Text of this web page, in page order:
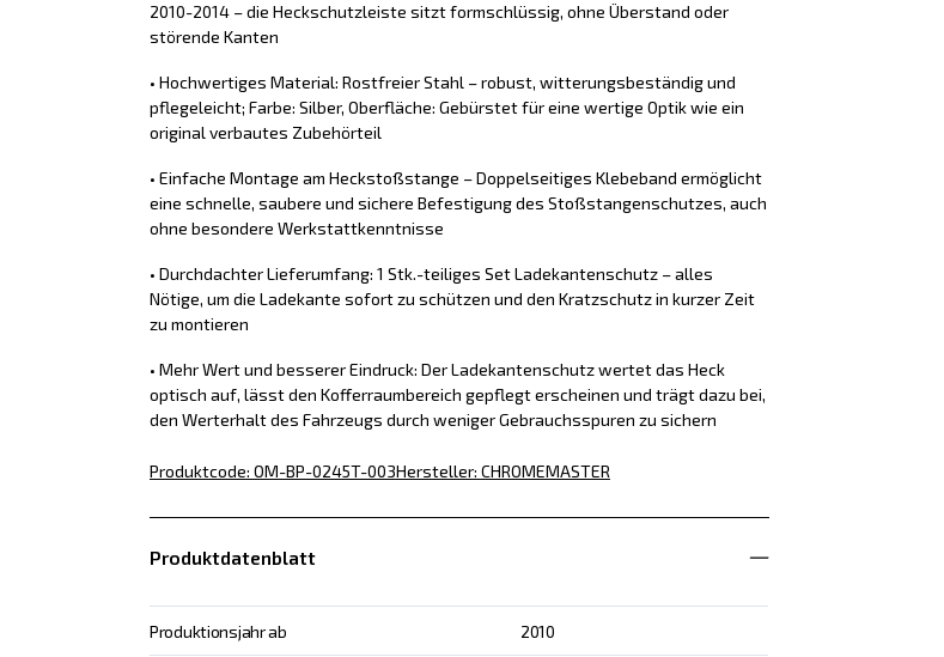
2010-2014 – die Heckschutzleiste sitzt formschlüssig, ohne Überstand oder
störende Kanten
• Hochwertiges Material: Rostfreier Stahl – robust, witterungsbeständig und
pflegeleicht; Farbe: Silber, Oberfläche: Gebürstet für eine wertige Optik wie ein
original verbautes Zubehörteil
• Einfache Montage am Heckstoßstange – Doppelseitiges Klebeband ermöglicht
eine schnelle, saubere und sichere Befestigung des Stoßstangenschutzes, auch
ohne besondere Werkstattkenntnisse
• Durchdachter Lieferumfang: 1 Stk.-teiliges Set Ladekantenschutz – alles
Nötige, um die Ladekante sofort zu schützen und den Kratzschutz in kurzer Zeit
zu montieren
• Mehr Wert und besserer Eindruck: Der Ladekantenschutz wertet das Heck
optisch auf, lässt den Kofferraumbereich gepflegt erscheinen und trägt dazu bei,
den Werterhalt des Fahrzeugs durch weniger Gebrauchsspuren zu sichern
Produktcode: OM-BP-0245T-003Hersteller: CHROMEMASTER
Produktdatenblatt
Produktionsjahr ab 2010